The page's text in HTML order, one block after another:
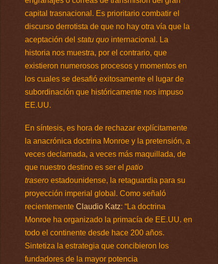
capital trasnacional. Es prioritario combatir el
discurso derrotista de que no hay otra vía que la
aceptación del statu quo internacional. La
historia nos muestra, por el contrario, que
existieron numerosos procesos y momentos en
los cuales se desafió exitosamente el lugar de
subordinación que históricamente nos impuso
EE.UU.
En síntesis, es hora de rechazar explícitamente
la anacrónica doctrina Monroe y la pretensión, a
veces declamada, a veces más maquillada, de
que nuestro destino es ser el patio
trasero estadounidense, la retaguardia para su
proyección imperial global. Como señaló
recientemente Claudio Katz: “La doctrina
Monroe ha organizado la primacía de EE.UU. en
todo el continente desde hace 200 años.
Sintetiza la estrategia que concibieron los
fundadores de la mayor potencia